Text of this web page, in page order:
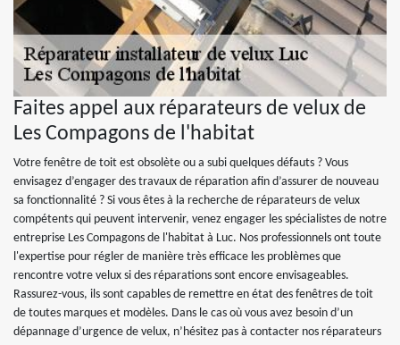
Faites appel aux réparateurs de velux de
Les Compagons de l'habitat
Votre fenêtre de toit est obsolète ou a subi quelques défauts ? Vous
envisagez d’engager des travaux de réparation afin d’assurer de nouveau
sa fonctionnalité ? Si vous êtes à la recherche de réparateurs de velux
compétents qui peuvent intervenir, venez engager les spécialistes de notre
entreprise Les Compagons de l'habitat à Luc. Nos professionnels ont toute
l'expertise pour régler de manière très efficace les problèmes que
rencontre votre velux si des réparations sont encore envisageables.
Rassurez-vous, ils sont capables de remettre en état des fenêtres de toit
de toutes marques et modèles. Dans le cas où vous avez besoin d’un
dépannage d’urgence de velux, n’hésitez pas à contacter nos réparateurs